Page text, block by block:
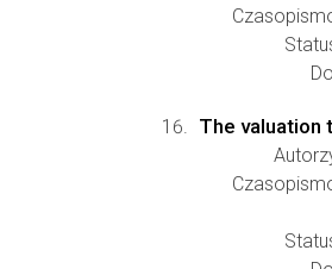
The valuation